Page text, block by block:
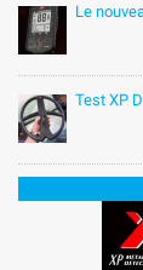
Le
Test XP